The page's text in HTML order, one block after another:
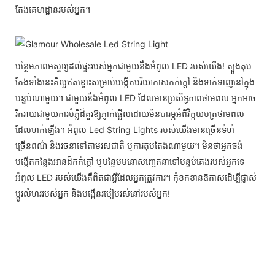
តែងគេហដ្ឋានរបស់អ្នក។
បន្ថែមភាពអស្ចារ្យដល់ផ្ទះរបស់អ្នកជាមួយនឹងអំពូល LED របស់យើង! ត្បូងតុប
តែងទាំងនេះគឺល្អឥតខ្ចោះសម្រាប់បង្កើតបរិយាកាសកក់ក្តៅ និងទាក់ទាញនៅក្នុង
បន្ទប់ណាមួយ។ ជាមួយនឹងអំពូល LED ដែលមានប្រសិទ្ធភាពថាមពល អ្នកអាច
រីករាយជាមួយការបំភ្លឺដ៏គួរឱ្យភ្ញាក់ផ្អើលដោយមិនបារម្ភអំពីវិក្កយបត្រថាមពល
ដែលហក់ឡើង។ អំពូល Led String Lights របស់យើងមានច្រើនទំហំ
ច្រើនពណ៌ និងរចនាទៅតាមរសជាតិ ឬការតុបតែងណាមួយ។ មិនថាអ្នកចង់
បង្កើតកន្លែងអានដ៏កក់ក្ដៅ ឬបន្ថែមមនោសញ្ចេតនាទៅបន្ទប់គេងរបស់អ្នកទេ
អំពូល LED របស់យើងគឺពិតជាអ្វីដែលអ្នកត្រូវការ។ កុំខកខានឱកាសដើម្បីផ្លាស់
ប្តូរលំហររបស់អ្នក និងបង្កើនរបៀបរស់នៅរបស់អ្នក!